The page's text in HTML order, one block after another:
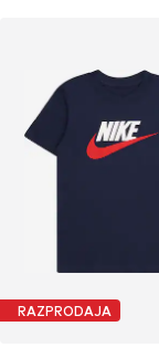
RAZPRODAJA